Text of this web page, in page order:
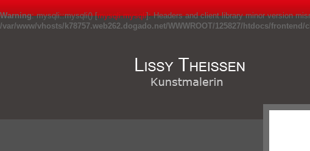
Warning: mysqli::mysqli() [mysqli.mysqli]: Headers and client library minor version
/var/www/vhosts/k78757.web262.dogado.net/WWWROOT/125827/htdocs/